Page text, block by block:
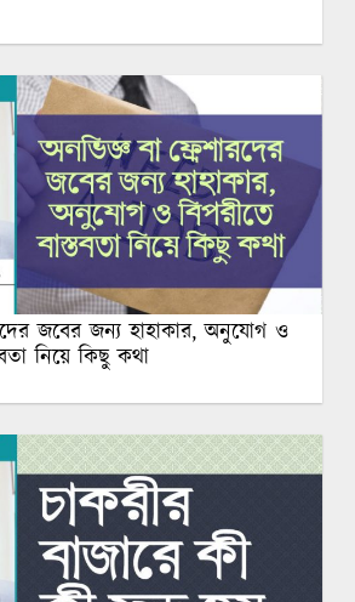
জবের জন্য হাহাকার, অনুযোগ ও
নিয়ে কিছু কথা